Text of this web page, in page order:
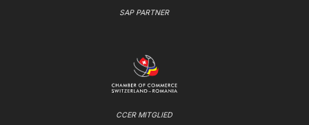
SAP PARTNER
CCER MITGLIED